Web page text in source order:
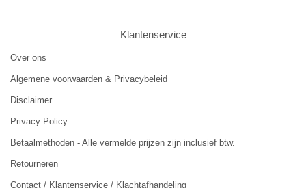
Klantenservice
Over ons
Algemene voorwaarden & Privacybeleid
Disclaimer
Privacy Policy
Betaalmethoden - Alle vermelde prijzen zijn inclusief btw.
Retourneren
Contact / Klantenservice / Klachtafhandeling